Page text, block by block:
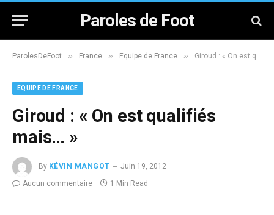
Paroles de Foot
ParolesDeFoot » France » Equipe de France » Giroud : « On est qualifiés mais… »
EQUIPE DE FRANCE
Giroud : « On est qualifiés
mais… »
By KÉVIN MANGOT
Juin 19, 2012
Aucun commentaire
1 Min Read